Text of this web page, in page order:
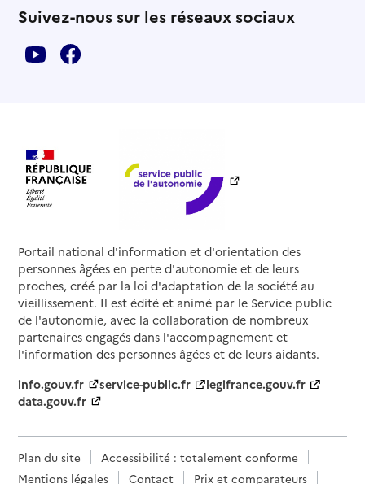
Suivez-nous sur les réseaux sociaux
Portail national d'information et d'orientation des
personnes âgées en perte d'autonomie et de leurs
proches, créé par la loi d'adaptation de la société au
vieillissement. Il est édité et animé par le Service public
de l'autonomie, avec la collaboration de nombreux
partenaires engagés dans l'accompagnement et
l'information des personnes âgées et de leurs aidants.
info.gouv.fr
service-public.fr
legifrance.gouv.fr
data.gouv.fr
Plan du site
Accessibilité : totalement conforme
Mentions légales
Contact
Prix et comparateurs